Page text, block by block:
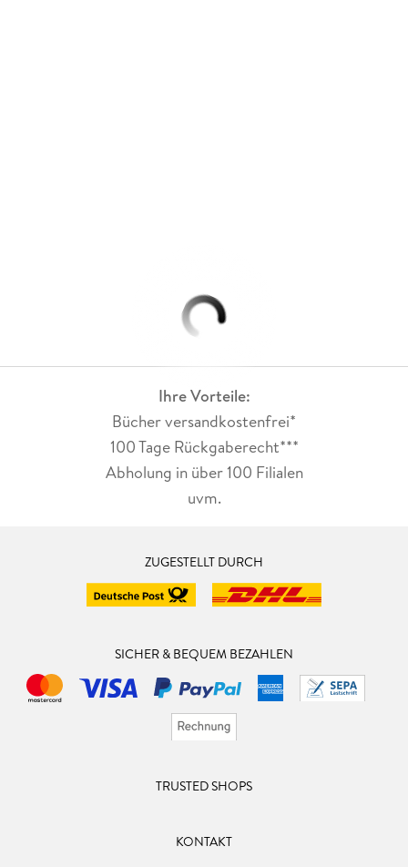
Ihre Vorteile:
Bücher versandkostenfrei*
100 Tage Rückgaberecht***
Abholung in über 100 Filialen
uvm.
ZUGESTELLT DURCH
SICHER & BEQUEM BEZAHLEN
TRUSTED SHOPS
KONTAKT